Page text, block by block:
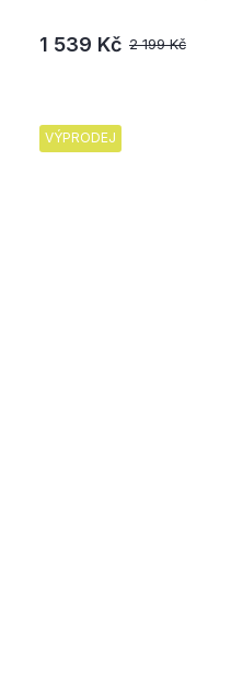
2 199 Kč
1 539 Kč
VÝPRODEJ